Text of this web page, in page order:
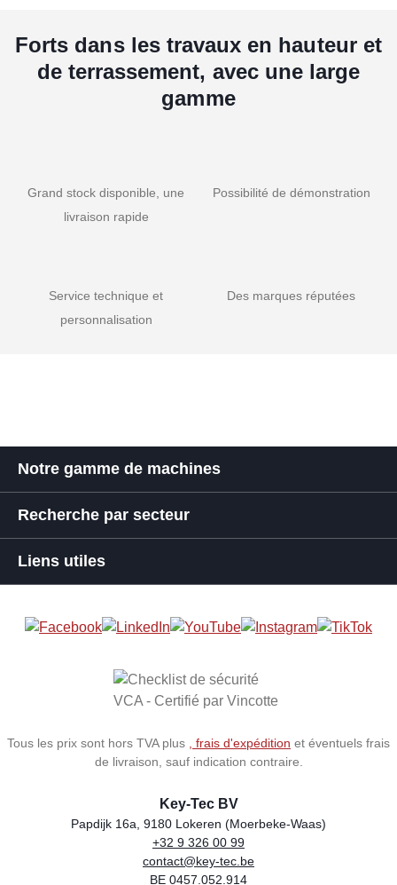
Forts dans les travaux en hauteur et
de terrassement, avec une large
gamme
Grand stock disponible, une
livraison rapide
Possibilité de démonstration
Service technique et
personnalisation
Des marques réputées
Notre gamme de machines
Recherche par secteur
Liens utiles
Tous les prix sont hors TVA plus , frais d'expédition et éventuels frais
de livraison, sauf indication contraire.
Store name
Key-Tec BV
Address
Papdijk 16a, 9180 Lokeren (Moerbeke-Waas)
Phone
+32 9 326 00 99
Email
contact@key-tec.be
VAT number
BE 0457.052.914